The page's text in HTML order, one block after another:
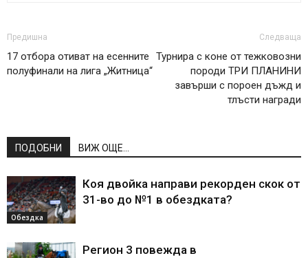
Предишна
17 отбора отиват на есенните
полуфинали на лига „Житница“
Следваща
Турнира с коне от тежковозни
породи ТРИ ПЛАНИНИ
завърши с пороен дъжд и
тлъсти награди
ПОДОБНИ ВИЖ ОЩЕ...
Обездка
Коя двойка направи рекорден скок от
31-во до №1 в обездката?
Регион 3 повежда в